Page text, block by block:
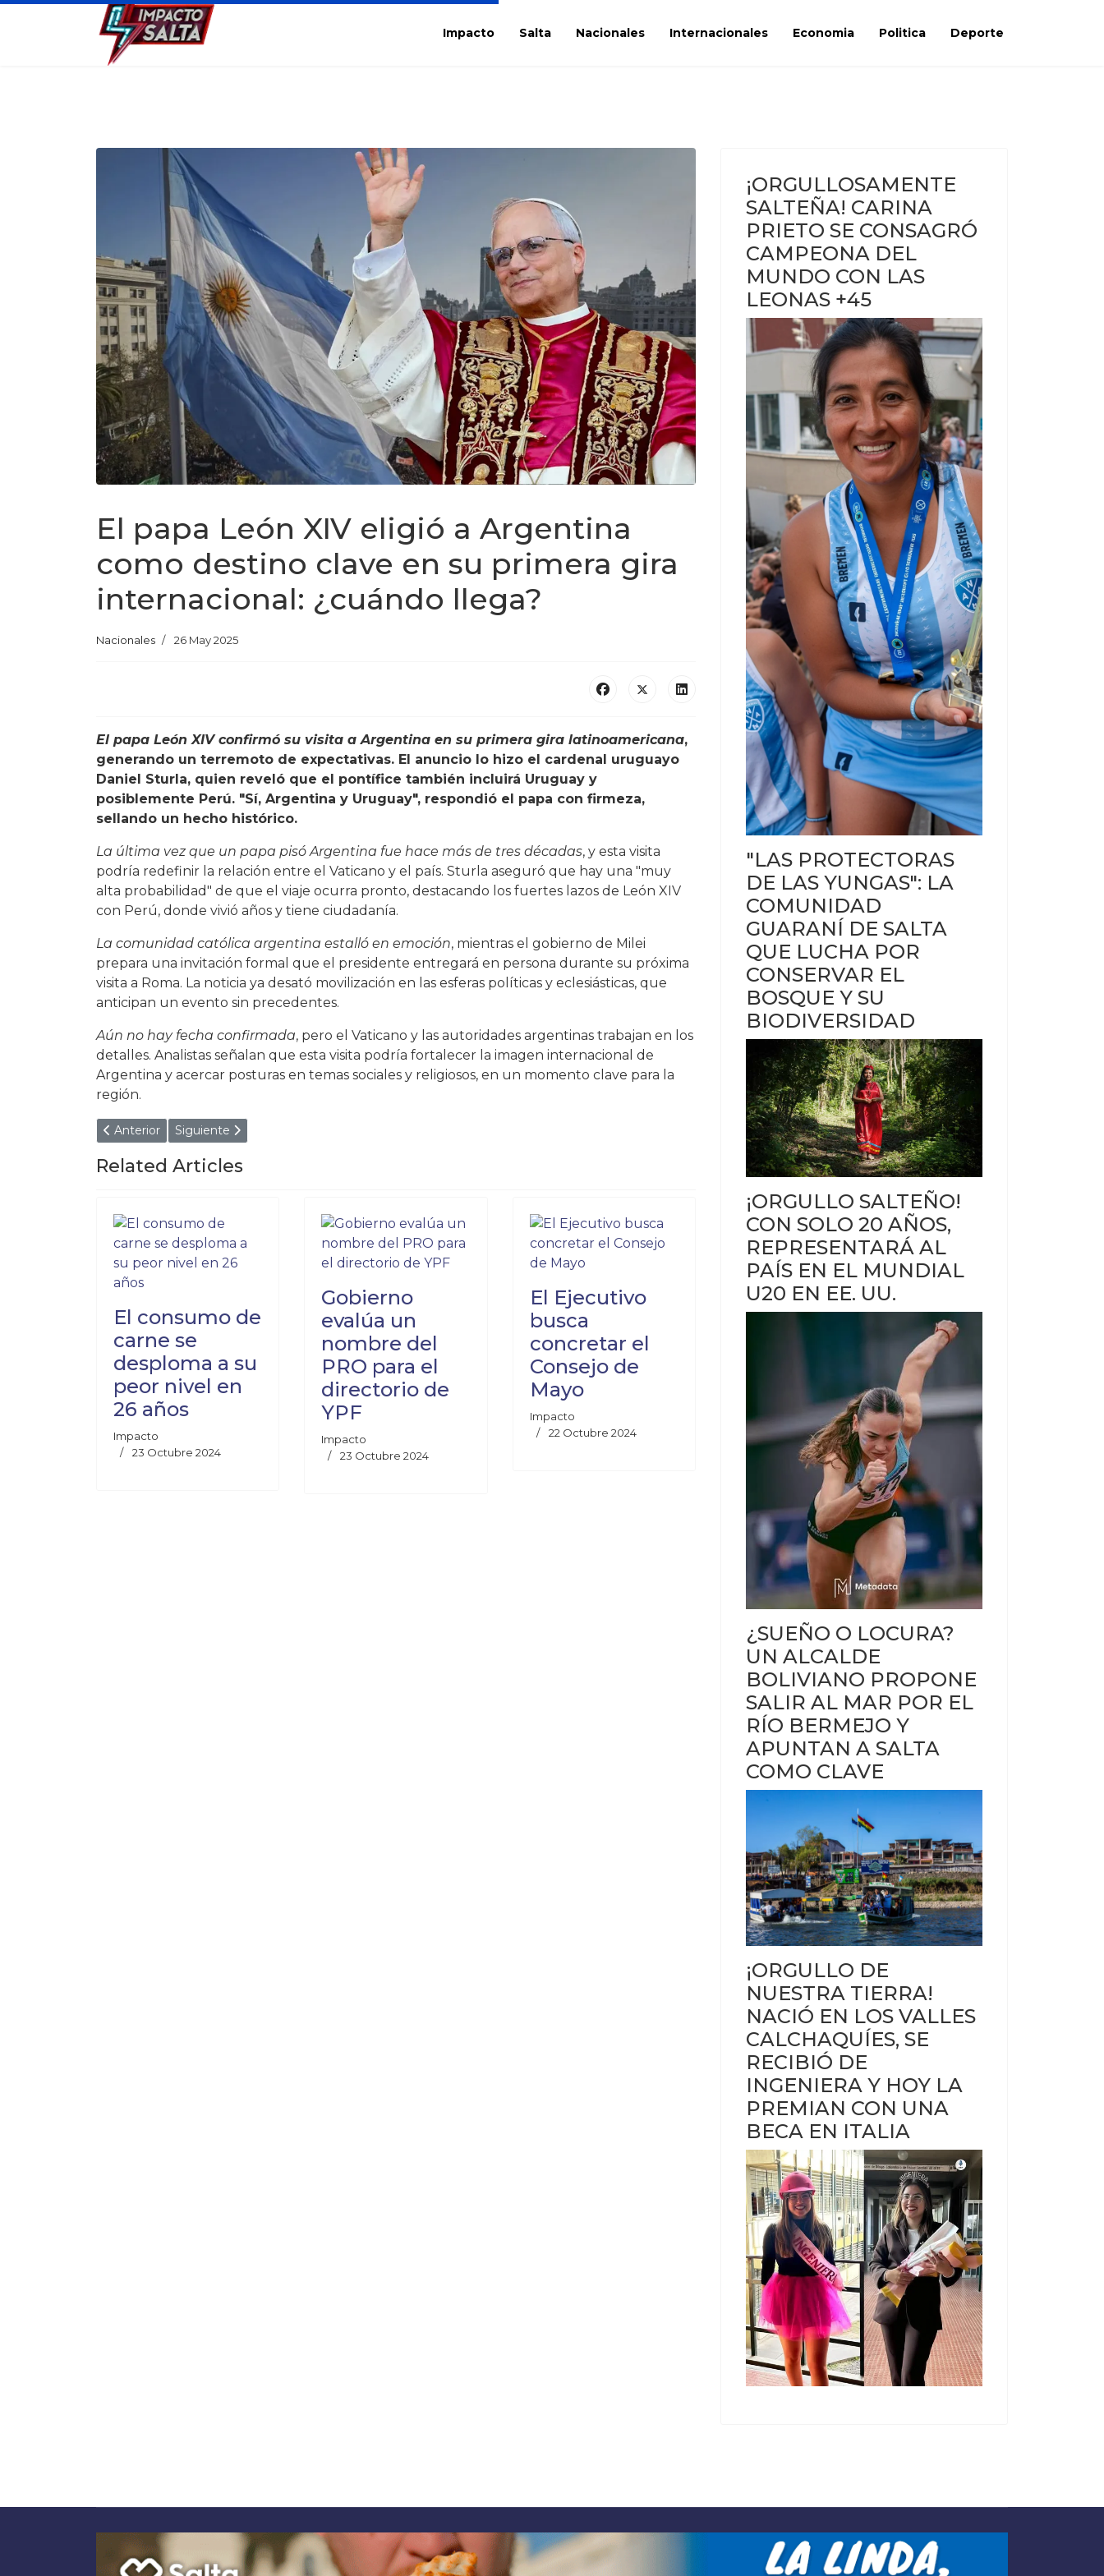
Impacto Salta Nacionales Internacionales Economia Politica Deporte
El papa León XIV eligió a Argentina
como destino clave en su primera gira
internacional: ¿cuándo llega?
Nacionales 26 May 2025
El papa León XIV confirmó su visita a Argentina en su primera gira latinoamericana,
generando un terremoto de expectativas. El anuncio lo hizo el cardenal uruguayo
Daniel Sturla, quien reveló que el pontífice también incluirá Uruguay y
posiblemente Perú. "Sí, Argentina y Uruguay", respondió el papa con firmeza,
sellando un hecho histórico.
La última vez que un papa pisó Argentina fue hace más de tres décadas, y esta visita
podría redefinir la relación entre el Vaticano y el país. Sturla aseguró que hay una "muy
alta probabilidad" de que el viaje ocurra pronto, destacando los fuertes lazos de León XIV
con Perú, donde vivió años y tiene ciudadanía.
La comunidad católica argentina estalló en emoción, mientras el gobierno de Milei
prepara una invitación formal que el presidente entregará en persona durante su próxima
visita a Roma. La noticia ya desató movilización en las esferas políticas y eclesiásticas, que
anticipan un evento sin precedentes.
Aún no hay fecha confirmada, pero el Vaticano y las autoridades argentinas trabajan en los
detalles. Analistas señalan que esta visita podría fortalecer la imagen internacional de
Argentina y acercar posturas en temas sociales y religiosos, en un momento clave para la
región.
Artículo anterior: ¡Inversión con pasaporte! El Gobierno otorgará ciudadanía a extranjeros que inviertan más de US$500.000 en Argentina
Anterior Artículo siguiente: ¡Escándalo! Pastores evangélicos se golpearon con objetos de hierro dentro de su propio templo
Siguiente
Related Articles
El consumo de
carne se
desploma a su
peor nivel en
26 años
Impacto
23 Octubre 2024
Gobierno
evalúa un
nombre del
PRO para el
directorio de
YPF
Impacto
23 Octubre 2024
El Ejecutivo
busca
concretar el
Consejo de
Mayo
Impacto
22 Octubre 2024
¡ORGULLOSAMENTE
SALTEÑA! CARINA
PRIETO SE CONSAGRÓ
CAMPEONA DEL
MUNDO CON LAS
LEONAS +45
"LAS PROTECTORAS
DE LAS YUNGAS": LA
COMUNIDAD
GUARANÍ DE SALTA
QUE LUCHA POR
CONSERVAR EL
BOSQUE Y SU
BIODIVERSIDAD
¡ORGULLO SALTEÑO!
CON SOLO 20 AÑOS,
REPRESENTARÁ AL
PAÍS EN EL MUNDIAL
U20 EN EE. UU.
¿SUEÑO O LOCURA?
UN ALCALDE
BOLIVIANO PROPONE
SALIR AL MAR POR EL
RÍO BERMEJO Y
APUNTAN A SALTA
COMO CLAVE
¡ORGULLO DE
NUESTRA TIERRA!
NACIÓ EN LOS VALLES
CALCHAQUÍES, SE
RECIBIÓ DE
INGENIERA Y HOY LA
PREMIAN CON UNA
BECA EN ITALIA